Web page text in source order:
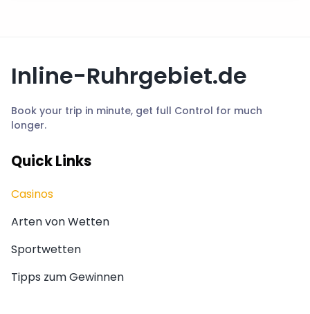
Inline-Ruhrgebiet.de
Book your trip in minute, get full Control for much
longer.
Quick Links
Casinos
Arten von Wetten
Sportwetten
Tipps zum Gewinnen